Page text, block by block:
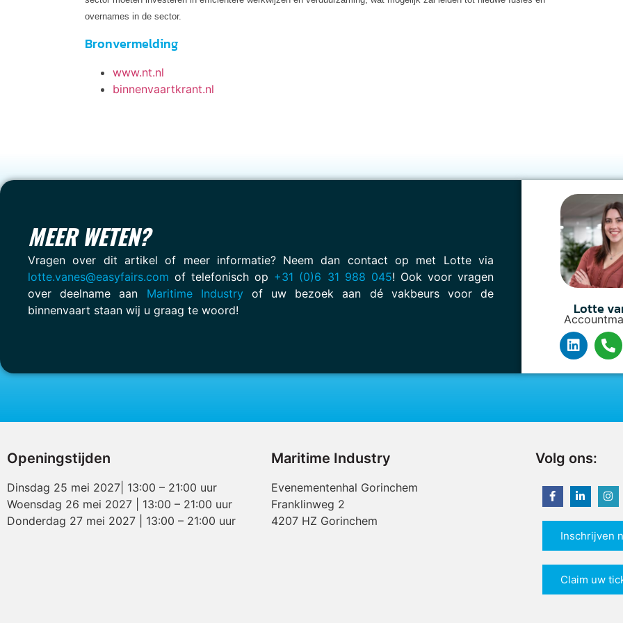
overnames in de sector.
Bronvermelding
www.nt.nl
binnenvaartkrant.nl
MEER WETEN?
Vragen over dit artikel of meer informatie? Neem dan contact op met Lotte via
lotte.vanes@easyfairs.com of telefonisch op +31 (0)6 31 988 045! Ook voor vragen
over deelname aan Maritime Industryof uw bezoek aan dé vakbeurs voor de
binnenvaart staan wij u graag te woord!
Lotte
Openingstijden
Dinsdag 25 mei 2027| 13:00 – 21:00 uur
Woensdag 26 mei 2027 | 13:00 – 21:00 uur
Donderdag 27 mei 2027 | 13:00 – 21:00 uur
Maritime Industry
Evenementenhal Gorinchem
Franklinweg 2
4207 HZ Gorinchem
Volg ons:
Inschrijven
Claim uw